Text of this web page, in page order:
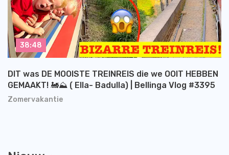
Zomervakantie
DIT was DE MOOISTE TREINREIS die we OOIT HEBBEN
GEMAAKT! 🚂⛰️ ( Ella- Badulla) | Bellinga Vlog #3395
38:48